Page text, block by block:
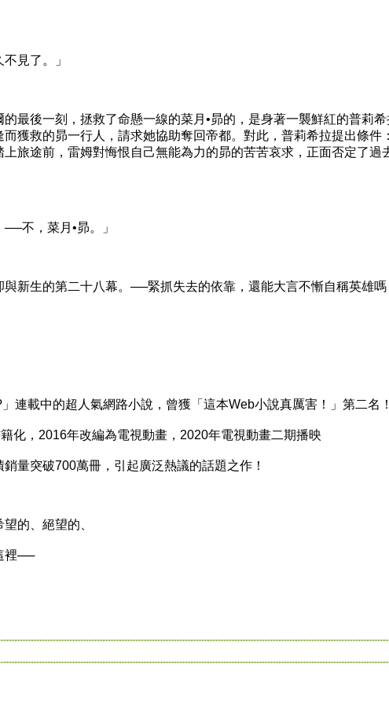
見了。」
後一刻，拯救了命懸一線的菜月•昴的，是身著一襲鮮紅的普莉希
獲救的昴一行人，請求她協助奪回帝都。對此，普莉希拉提出條件：
旅途前，雷姆對悔恨自己無能為力的昴的苦苦哀求，正面否定了過
不，菜月•昴。」
生的第二十八幕。──緊抓失去的依靠，還能大言不慚自稱英雄嗎
載中的超人氣網路小說，曾獲「這本Web小說真厲害！」第二名！
，2016年改編為電視動畫，2020年電視動畫二期播映
突破700萬冊，引起廣泛熱議的話題之作！
的、絕望的、
裡──